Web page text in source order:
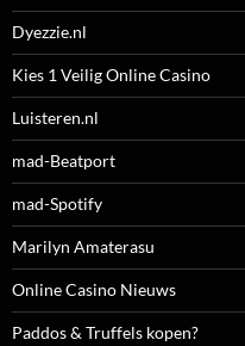
Dyezzie.nl
Kies 1 Veilig Online Casino
Luisteren.nl
mad-Beatport
mad-Spotify
Marilyn Amaterasu
Online Casino Nieuws
Paddos & Truffels kopen?